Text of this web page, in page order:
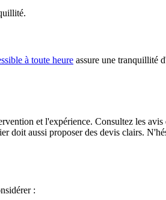
à toute heure assure une tranquillité
et l'expérience. Consultez les
doit aussi proposer des devis clairs.
: